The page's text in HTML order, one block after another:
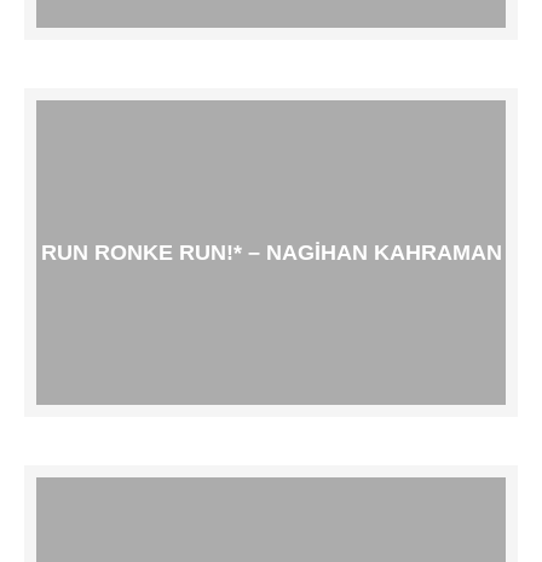
RUN RONKE RUN!* – NAGIHAN KAHRAMAN